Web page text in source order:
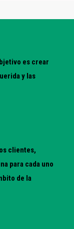
es crear
y las
clientes,
para cada uno
de la